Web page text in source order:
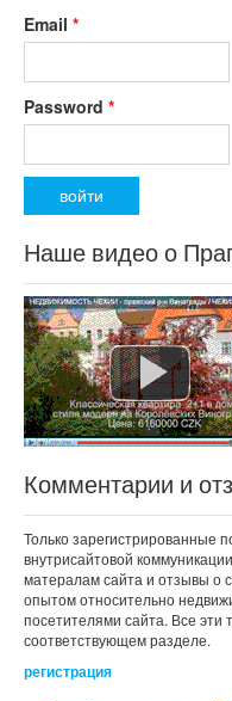
Email *
Password *
Наше видео о
Комментарии и
Только зарегистрированные
внутрисайтовой
матералам сайта и отзывы о
опытом относительно
посетителями сайта. Все эти
соответствующем разделе.
регистрация